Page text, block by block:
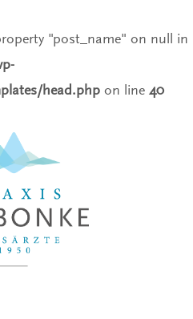
"post_name" on null in
head.php on line 40